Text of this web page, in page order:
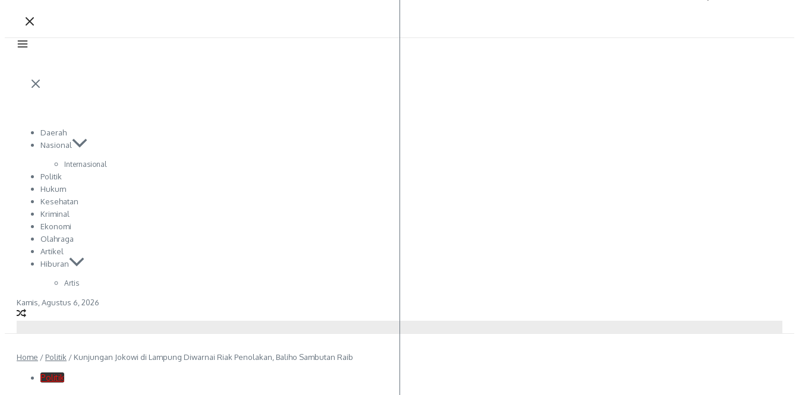
Daerah
Nasional
Internasional
Politik
Hukum
Kesehatan
Kriminal
Ekonomi
Olahraga
Artikel
Hiburan
Artis
Kamis, Agustus 6, 2026
Home / Politik / Kunjungan Jokowi di Lampung Diwarnai Riak Penolakan, Baliho Sambutan Raib
Politik